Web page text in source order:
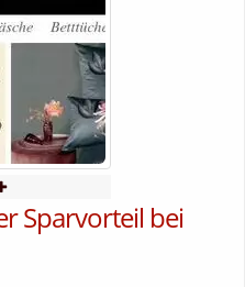
Sparvorteil bei